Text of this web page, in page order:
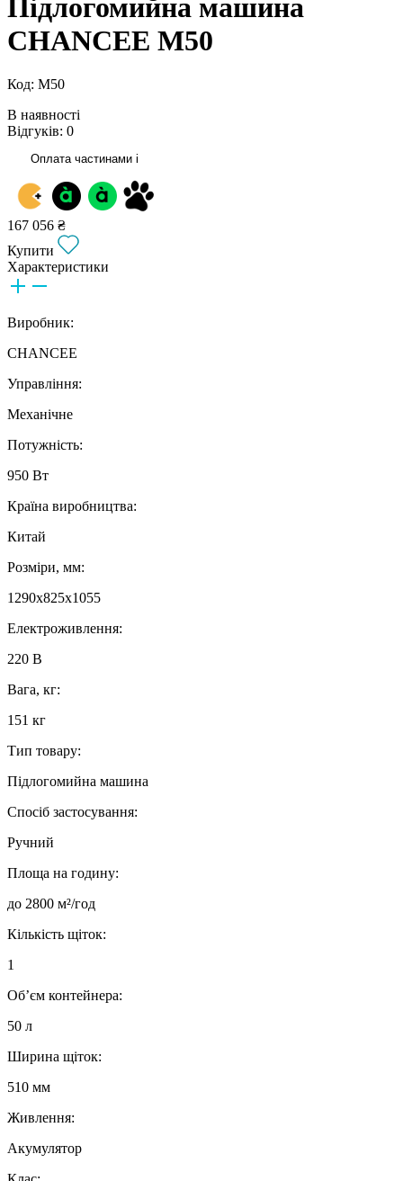
Підлогомийна машина
CHANCEE M50
Код: M50
В наявності
Відгуків: 0
Оплата частинами i
167 056 ₴
Купити
Характеристики
Виробник:
CHANCEE
Управління:
Механічне
Потужність:
950 Вт
Країна виробництва:
Китай
Розміри, мм:
1290х825х1055
Електроживлення:
220 В
Вага, кг:
151 кг
Тип товару:
Підлогомийна машина
Спосіб застосування:
Ручний
Площа на годину:
до 2800 м²/год
Кількість щіток:
1
Об’єм контейнера:
50 л
Ширина щіток:
510 мм
Живлення:
Акумулятор